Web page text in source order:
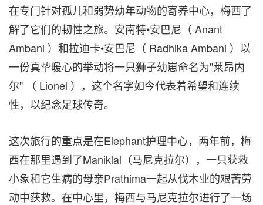
在专门针对孤儿和弱势幼年动物的寄养中心，梅西了
解了它们的韧性之旅。安南特•安巴尼（ Anant
Ambani ）和拉迪卡•安巴尼（ Radhika Ambani ）以
一份真挚暖心的举动将一只狮子幼崽命名为"莱昂内
尔" （ Lionel ），这个名字如今代表着希望和连续
性，以纪念足球传奇。
这次旅行的重点是在Elephant护理中心，两年前，梅
西在那里遇到了Maniklal （马尼克拉尔） ，一只获救
小象和它生病的母亲Prathima一起从伐木业的艰苦劳
动中获救。 在中心里，梅西与马尼克拉尔进行了一场